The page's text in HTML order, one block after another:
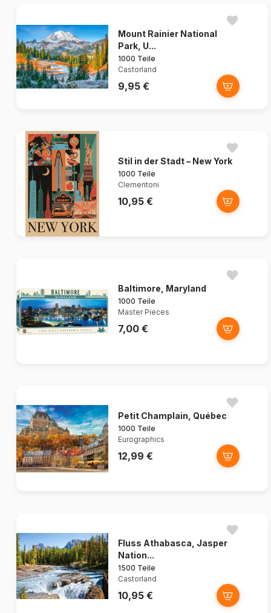
Mount Rainier National
Park, U...
1000 Teile
Castorland
9,95 €
Stil in der Stadt – New York
1000 Teile
Clementoni
10,95 €
Baltimore, Maryland
1000 Teile
Master Pieces
7,00 €
Petit Champlain, Québec
1000 Teile
Eurographics
12,99 €
Fluss Athabasca, Jasper
Nation...
1500 Teile
Castorland
10,95 €